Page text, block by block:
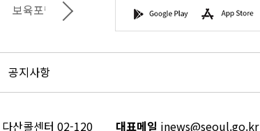
보육포털 문화포털 평생학습포털
울'을
다
로
요!
G
o
o
l
a
A
p
p
t
공지사항
다산콜센터 02-120 대표메일 inews@seoul.go.kr